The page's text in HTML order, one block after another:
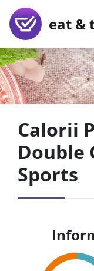
eat &
Calorii
Double
Sports